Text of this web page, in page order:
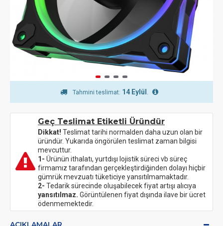
Tahmini teslimat: 14 Eylül
Geç Teslimat Etiketli Üründür
Dikkat! Teslimat tarihi normalden daha uzun olan bir
üründür. Yukarıda öngörülen teslimat zaman bilgisi
mevcuttur.
1- Ürünün ithalatı, yurtdışı lojistik süreci vb süreç
firmamız tarafından gerçekleştirdiğinden dolayı hiçbir
gümrük mevzuatı tüketiciye yansıtılmamaktadır.
2- Tedarik sürecinde oluşabilecek fiyat artışı alıcıya
yansıtılmaz. Görüntülenen fiyat dışında ilave bir ücret
ödenmemektedir.